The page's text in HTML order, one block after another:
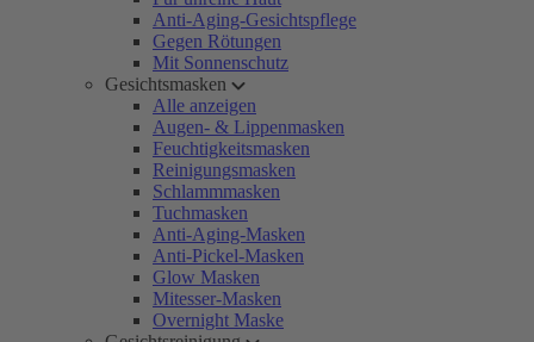
Anti-Aging-Gesichtspflege
Gegen Rötungen
Mit Sonnenschutz
Gesichtsmasken
Alle anzeigen
Augen- & Lippenmasken
Feuchtigkeitsmasken
Reinigungsmasken
Schlammmasken
Tuchmasken
Anti-Aging-Masken
Anti-Pickel-Masken
Glow Masken
Mitesser-Masken
Overnight Maske